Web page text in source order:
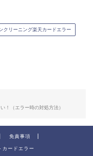
クリーニング楽天カードエラー
！（エラー時の対処方法）
免責事項
ードエラー